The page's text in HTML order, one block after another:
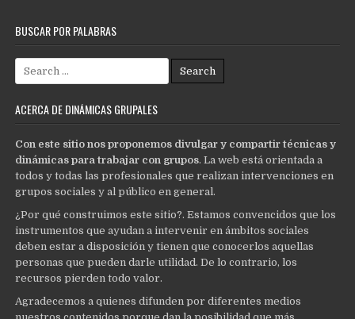
BUSCAR POR PALABRAS
Search
for:
ACERCA DE DINÁMICAS GRUPALES
Con este sitio nos proponemos divulgar y compartir técnicas y
dinámicas para trabajar con grupos. La web está orientada a
todos y todas las profesionales que realizan intervenciones en
grupos sociales y al público en general.
¿Por qué construimos este sitio?. Estamos convencidos que los
instrumentos que ayudan a intervenir en ámbitos sociales
deben estar a disposición y tienen que conocerlos aquellas
personas que pueden darle utilidad. De lo contrario, los
recursos pierden todo valor.
Agradecemos a quienes difunden por diferentes medios